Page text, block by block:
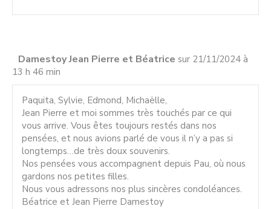
Damestoy Jean Pierre et Béatrice sur 21/11/2024 à
13 h 46 min
Paquita, Sylvie, Edmond, Michaëlle,
Jean Pierre et moi sommes très touchés par ce qui
vous arrive. Vous êtes toujours restés dans nos
pensées, et nous avions parlé de vous il n’y a pas si
longtemps…de très doux souvenirs.
Nos pensées vous accompagnent depuis Pau, où nous
gardons nos petites filles.
Nous vous adressons nos plus sincères condoléances.
Béatrice et Jean Pierre Damestoy